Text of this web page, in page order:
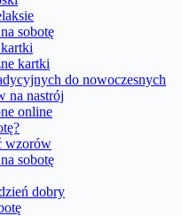
sobotę
kartki
do nowoczesnych
na nastrój
online
wzorów
sobotę
dobry